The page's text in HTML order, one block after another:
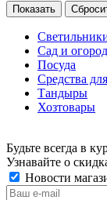
Сад и огород
Посуда
Средства
Тандыры
Хозтовары
Будьте всегда в
Узнавайте о
Новости